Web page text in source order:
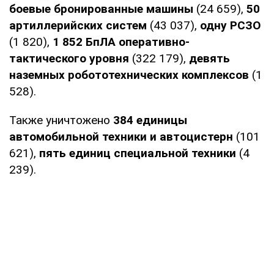
боевые бронированные машины (24 659), 50
артиллерийских систем (43 037), одну РСЗО
(1 820), 1 852 БпЛА оперативно-
тактического уровня (322 179), девять
наземных робототехнических комплексов (1
528).
Также уничтожено 384 единицы
автомобильной техники и автоцистерн (101
621), пять единиц специальной техники (4
239).